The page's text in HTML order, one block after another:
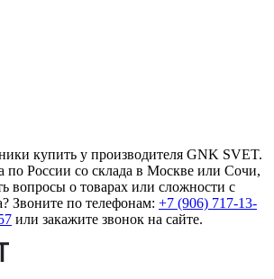
купить у производителя GNK SVET.
по России со склада в Москве или Сочи,
вопросы о товарах или сложности с
Звоните по телефонам: +7 (906) 717-13-
или закажите звонок на сайте.